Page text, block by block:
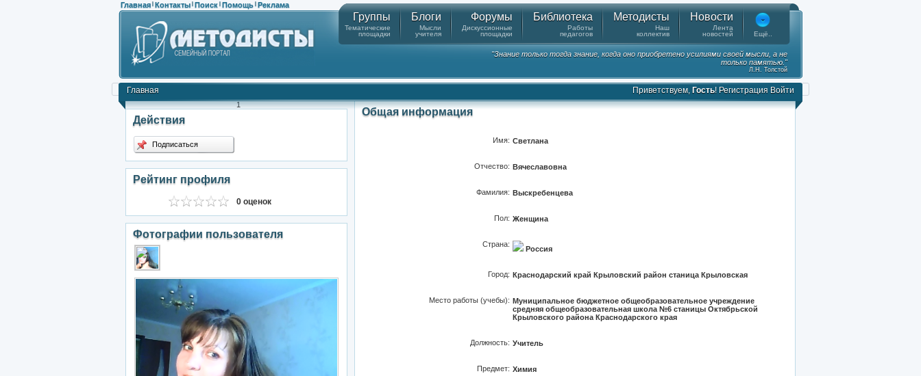
Главная | Контакты | Поиск | Помощь | Реклама
Группы
Тематические
площадки
Блоги
Мысли
учителя
Форумы
Дискуссионные
площадки
Библиотека
Работы
педагогов
Методисты
Наш
коллектив
Новости
Лента
новостей
Ещё..
"Знание только тогда знание, когда оно приобретено усилиями своей мысли, а не
только памятью."
Л.Н. Толстой
Главная Приветствуем, Гость! Регистрация Войти
1
Действия
Подписаться
Рейтинг профиля
0 оценок
Фотографии пользователя
Общая информация
Имя: Светлана
Отчество: Вячеславовна
Фамилия: Выскребенцева
Пол: Женщина
Страна:
Россия
Город: Краснодарский край Крыловский район станица Крыловская
Место работы (учебы): Муниципальное бюджетное общеобразовательное учреждение
средняя общеобразовательная школа №6 станицы Октябрьской
Крыловского района Краснодарского края
Должность: Учитель
Предмет: Химия